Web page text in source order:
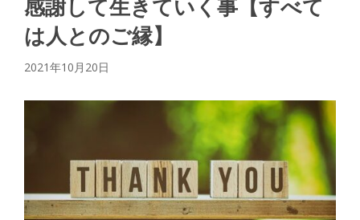
感謝して生きていく事【すべて
は人とのご縁】
2021年10月20日